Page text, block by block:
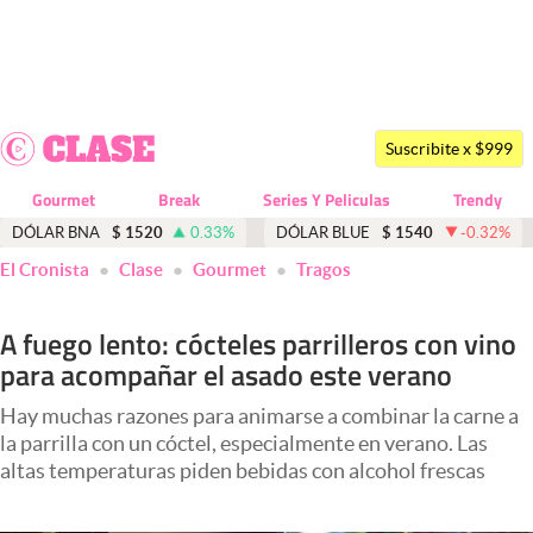
Dólar
Economía y Política
Finanzas y Mercados
Negocios
Columnistas
Otras secciones
Suscribite x $999
Gourmet Break Series Y Peliculas Trendy
DÓLAR BNA $ 1520 0.33% DÓLAR BLUE $ 1540 -0.32%
El Cronista Clase Gourmet Tragos
A fuego lento: cócteles parrilleros con vino
para acompañar el asado este verano
Hay muchas razones para animarse a combinar la carne a
la parrilla con un cóctel, especialmente en verano. Las
altas temperaturas piden bebidas con alcohol frescas